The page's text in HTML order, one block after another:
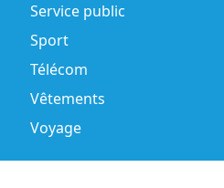
Service public
Sport
Télécom
Vêtements
Voyage